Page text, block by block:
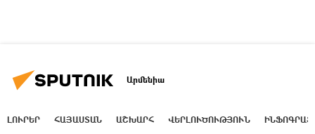
Արմենիա
ԼՈՒՐԵՐ ՀԱՅԱՍՏԱՆ ԱՇԽԱՐՀ ՎԵՐԼՈՒԾՈՒԹՅՈՒՆ